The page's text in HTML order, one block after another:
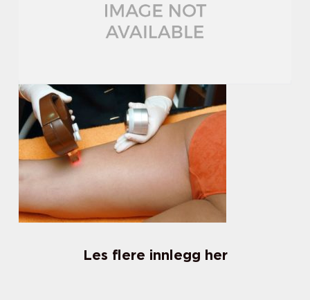
Les flere innlegg her